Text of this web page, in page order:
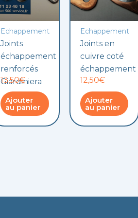
Echappement
Joints
échappement
renforcés
Giardiniera
13,50€
Ajouter
au panier
Echappement
Joints en
cuivre coté
échappement
12,50€
Ajouter
au panier